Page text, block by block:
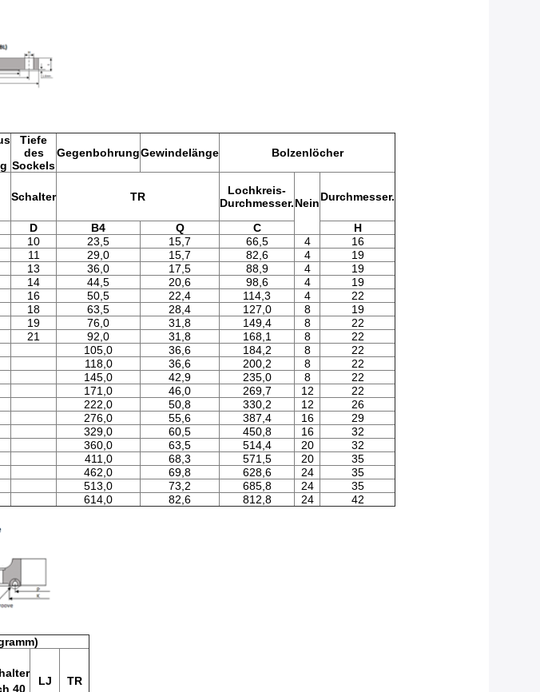
Tiefe
des
Sockels
GegenbohrungGewindelänge Bolzenlöcher
Schalter TR
Lochkreis-
Durchmesser.NeinDurchmesser.
D B4 Q C
H
10 23,5 15,7 66,5 4
16
11 29,0 15,7 82,6 4
19
13 36,0 17,5 88,9 4
19
14 44,5 20,6 98,6 4
19
16 50,5 22,4 114,3 4
22
18 63,5 28,4 127,0 8
19
19 76,0 31,8 149,4 8
22
21 92,0 31,8 168,1 8
22
105,0 36,6 184,2 8
22
118,0 36,6 200,2 8
22
145,0 42,9 235,0 8
22
171,0 46,0 269,7 12
22
222,0 50,8 330,2 12
26
276,0 55,6 387,4 16
29
329,0 60,5 450,8 16
32
360,0 63,5 514,4 20
32
411,0 68,3 571,5 20
35
462,0 69,8 628,6 24
35
513,0 73,2 685,8 24
35
614,0 82,6 812,8 24 42
40
LJ TR